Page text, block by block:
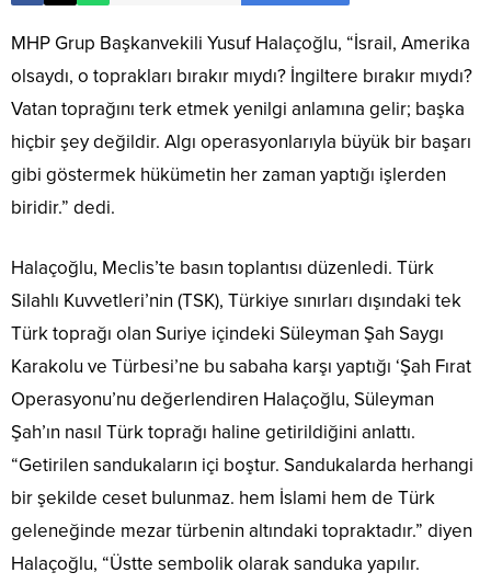
MHP Grup Başkanvekili Yusuf Halaçoğlu, “İsrail, Amerika
olsaydı, o toprakları bırakır mıydı? İngiltere bırakır mıydı?
Vatan toprağını terk etmek yenilgi anlamına gelir; başka
hiçbir şey değildir. Algı operasyonlarıyla büyük bir başarı
gibi göstermek hükümetin her zaman yaptığı işlerden
biridir.” dedi.
Halaçoğlu, Meclis’te basın toplantısı düzenledi. Türk
Silahlı Kuvvetleri’nin (TSK), Türkiye sınırları dışındaki tek
Türk toprağı olan Suriye içindeki Süleyman Şah Saygı
Karakolu ve Türbesi’ne bu sabaha karşı yaptığı ‘Şah Fırat
Operasyonu’nu değerlendiren Halaçoğlu, Süleyman
Şah’ın nasıl Türk toprağı haline getirildiğini anlattı.
“Getirilen sandukaların içi boştur. Sandukalarda herhangi
bir şekilde ceset bulunmaz. hem İslami hem de Türk
geleneğinde mezar türbenin altındaki topraktadır.” diyen
Halaçoğlu, “Üstte sembolik olarak sanduka yapılır.